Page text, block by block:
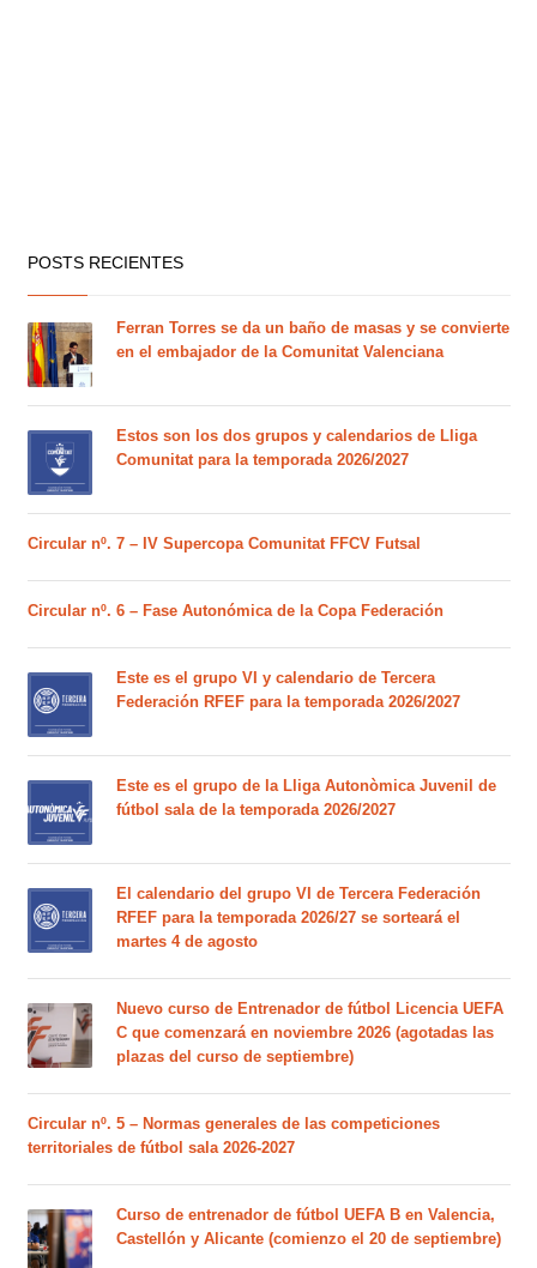
POSTS RECIENTES
Ferran Torres se da un baño de masas y se convierte
en el embajador de la Comunitat Valenciana
Estos son los dos grupos y calendarios de Lliga
Comunitat para la temporada 2026/2027
Circular nº. 7 – IV Supercopa Comunitat FFCV Futsal
Circular nº. 6 – Fase Autonómica de la Copa Federación
Este es el grupo VI y calendario de Tercera
Federación RFEF para la temporada 2026/2027
Este es el grupo de la Lliga Autonòmica Juvenil de
fútbol sala de la temporada 2026/2027
El calendario del grupo VI de Tercera Federación
RFEF para la temporada 2026/27 se sorteará el
martes 4 de agosto
Nuevo curso de Entrenador de fútbol Licencia UEFA
C que comenzará en noviembre 2026 (agotadas las
plazas del curso de septiembre)
Circular nº. 5 – Normas generales de las competiciones
territoriales de fútbol sala 2026-2027
Curso de entrenador de fútbol UEFA B en Valencia,
Castellón y Alicante (comienzo el 20 de septiembre)